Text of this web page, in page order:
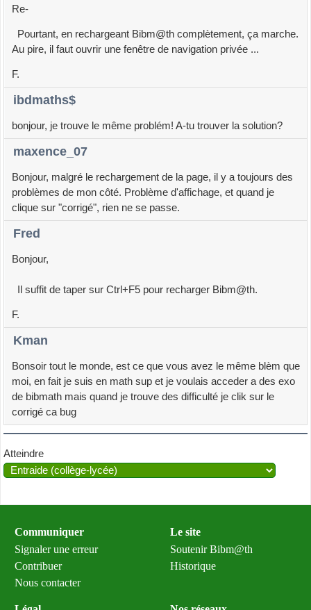
Re-
Pourtant, en rechargeant Bibm@th complètement, ça marche.
Au pire, il faut ouvrir une fenêtre de navigation privée ...
F.
ibdmaths$
bonjour, je trouve le même problém! A-tu trouver la solution?
maxence_07
Bonjour, malgré le rechargement de la page, il y a toujours des
problèmes de mon côté. Problème d'affichage, et quand je
clique sur "corrigé", rien ne se passe.
Fred
Bonjour,
Il suffit de taper sur Ctrl+F5 pour recharger Bibm@th.
F.
Kman
Bonsoir tout le monde, est ce que vous avez le même blèm que
moi, en fait je suis en math sup et je voulais acceder a des exo
de bibmath mais quand je trouve des difficulté je clik sur le
corrigé ca bug
Atteindre
Communiquer
Signaler une erreur
Contribuer
Nous contacter
Le site
Soutenir Bibm@th
Historique